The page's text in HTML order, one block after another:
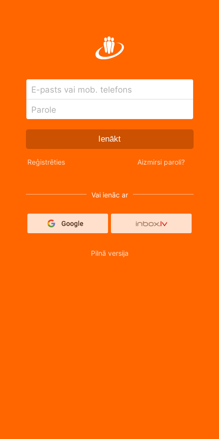
E-pasts vai mob. telefons
Parole
Ienākt
Reģistrēties Aizmirsi paroli?
Vai ienāc ar
Pilnā versija